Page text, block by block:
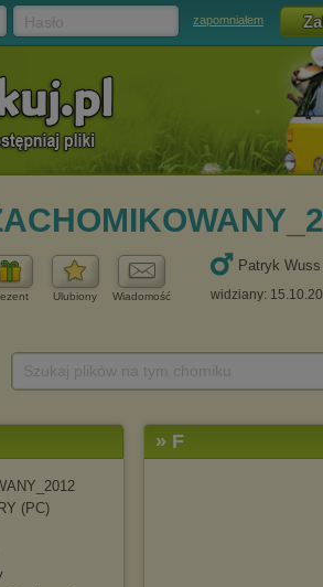
zapomniałem
Ulubiony Wiadomość
Patryk Wuss
widziany:
(PC)
» F